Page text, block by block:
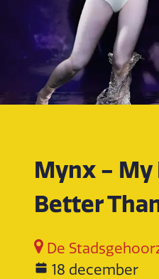
Mynx - My
Better
De
18 december